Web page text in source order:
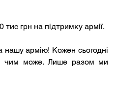
грн на підтримку армії.
армію! Кожен сьогодні
чим може. Лише разом ми